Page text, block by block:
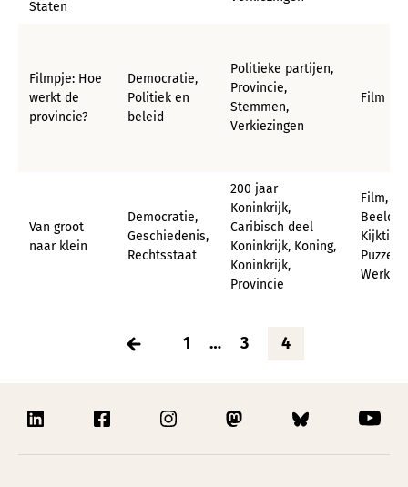
Staten
Filmpje: Hoe
werkt de
provincie?
Democratie,
Politiek en
beleid
Politieke partijen,
Provincie,
Stemmen,
Verkiezingen
Film
Van groot
naar klein
Democratie,
Geschiedenis,
Rechtsstaat
200 jaar
Koninkrijk,
Caribisch deel
Koninkrijk, Koning,
Koninkrijk,
Provincie
Film, In
Beeld,
Kijktip,
Puzzel,
1 … 3 4